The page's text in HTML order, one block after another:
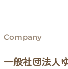
Company
一般社団法人